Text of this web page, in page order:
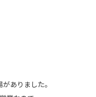
ありました。